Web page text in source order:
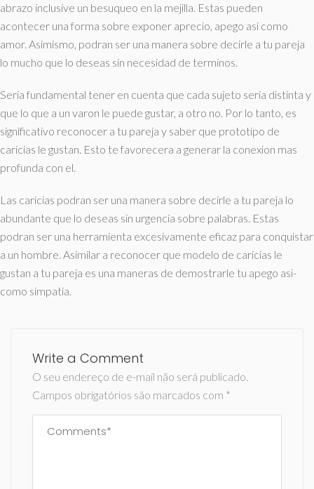
abrazo inclusive un besuqueo en la mejilla. Estas pueden
acontecer una forma sobre exponer aprecio, apego asi­ como
amor. Asimismo, podran ser una manera sobre decirle a tu pareja
lo mucho que lo deseas sin necesidad de terminos.
Seri­a fundamental tener en cuenta que cada sujeto seri­a distinta y
que lo que a un varon le puede gustar, a otro no. Por lo tanto, es
significativo reconocer a tu pareja y saber que prototipo de
caricias le gustan. Esto te favorecera a generar la conexion mas
profunda con el.
Las caricias podran ser una manera sobre decirle a tu pareja lo
abundante que lo deseas sin urgencia sobre palabras. Estas
podran ser una herramienta excesivamente eficaz para conquistar
a un hombre. Asimilar a reconocer que modelo de caricias le
gustan a tu pareja es una maneras de demostrarle tu apego asi­
como simpatia.
Write a Comment
O seu endereço de e-mail não será publicado.
Campos obrigatórios são marcados com *